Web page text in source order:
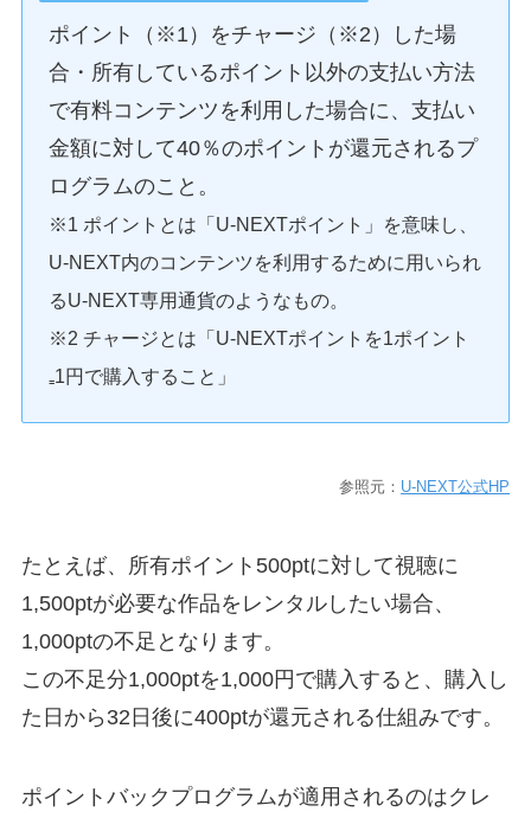
ポイント（※1）をチャージ（※2）した場
合・所有しているポイント以外の支払い方法
で有料コンテンツを利用した場合に、支払い
金額に対して40％のポイントが還元されるプ
ログラムのこと。
※1 ポイントとは「U-NEXTポイント」を意味し、
U-NEXT内のコンテンツを利用するために用いられ
るU-NEXT専用通貨のようなもの。
※2 チャージとは「U-NEXTポイントを1ポイント
₌1円で購入すること」
参照元： U-NEXT公式HP
たとえば、所有ポイント500ptに対して視聴に
1,500ptが必要な作品をレンタルしたい場合、
1,000ptの不足となります。
この不足分1,000ptを1,000円で購入すると、購入し
た日から32日後に400ptが還元される仕組みです。
ポイントバックプログラムが適用されるのはクレ